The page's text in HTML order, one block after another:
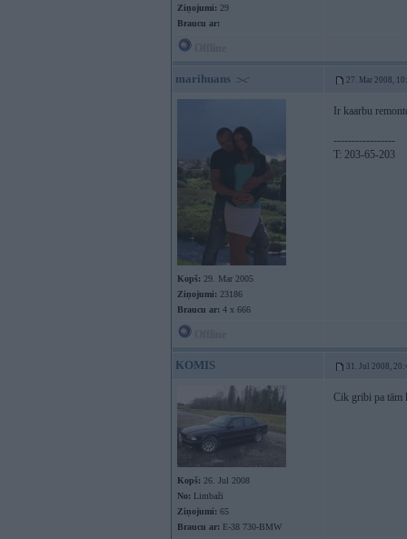
Ziņojumi: 29
Braucu ar:
marihuans 27. Mar 2008,
Kopš: 29. Mar 2005
Ziņojumi: 23186
Braucu ar: 4 x 666
Ir kaarbu
-----------------
T: 203-65-203
KOMIS 31. Jul 2008,
Kopš: 26. Jul 2008
No: Limbaži
Ziņojumi: 65
Braucu ar: E-38 730-BMW
Cik gribi pa tām